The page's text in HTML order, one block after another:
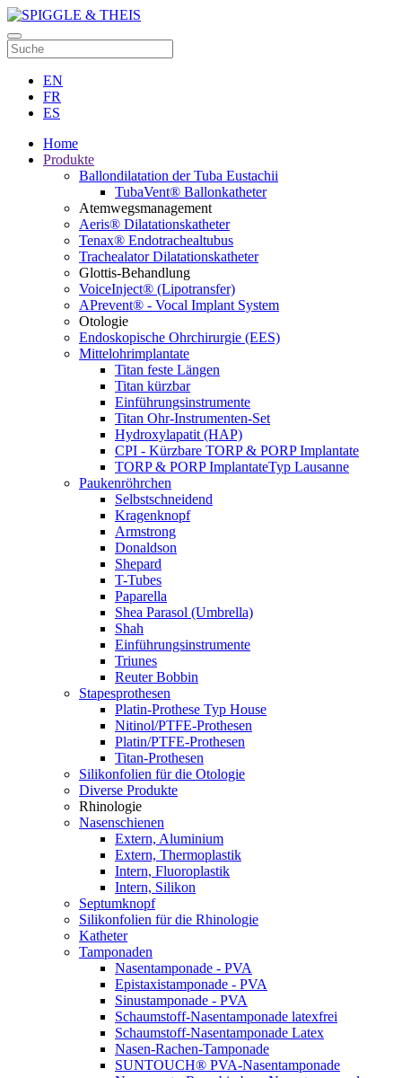
EN
FR
ES
Home
Produkte
Ballondilatation der Tuba Eustachii
TubaVent® Ballonkatheter
Atemwegsmanagement
Aeris® Dilatationskatheter
Tenax® Endotrachealtubus
Trachealator Dilatationskatheter
Glottis-Behandlung
VoiceInject® (Lipotransfer)
APrevent® - Vocal Implant System
Otologie
Endoskopische Ohrchirurgie (EES)
Mittelohrimplantate
Titan feste Längen
Titan kürzbar
Einführungsinstrumente
Titan Ohr-Instrumenten-Set
Hydroxylapatit (HAP)
CPI - Kürzbare TORP & PORP Implantate
TORP & PORP ImplantateTyp Lausanne
Paukenröhrchen
Selbstschneidend
Kragenknopf
Armstrong
Donaldson
Shepard
T-Tubes
Paparella
Shea Parasol (Umbrella)
Shah
Einführungsinstrumente
Triunes
Reuter Bobbin
Stapesprothesen
Platin-Prothese Typ House
Nitinol/PTFE-Prothesen
Platin/PTFE-Prothesen
Titan-Prothesen
Silikonfolien für die Otologie
Diverse Produkte
Rhinologie
Nasenschienen
Extern, Aluminium
Extern, Thermoplastik
Intern, Fluoroplastik
Intern, Silikon
Septumknopf
Silikonfolien für die Rhinologie
Katheter
Tamponaden
Nasentamponade - PVA
Epistaxistamponade - PVA
Sinustamponade - PVA
Schaumstoff-Nasentamponade latexfrei
Schaumstoff-Nasentamponade Latex
Nasen-Rachen-Tamponade
SUNTOUCH® PVA-Nasentamponade